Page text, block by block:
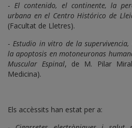
-El contenido, el continente, la
urbana en el Centro Histórico de
(Facultat de Lletres).
-Estudio in vitro de la
la apoptosis en motoneuronas
Muscular Espinal, de M. Pilar
Medicina).
Els accèssits han estat per a: